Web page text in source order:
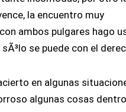
la encuentro muy
ambos pulgares hago
se puede con el
en algunas
algunas cosas